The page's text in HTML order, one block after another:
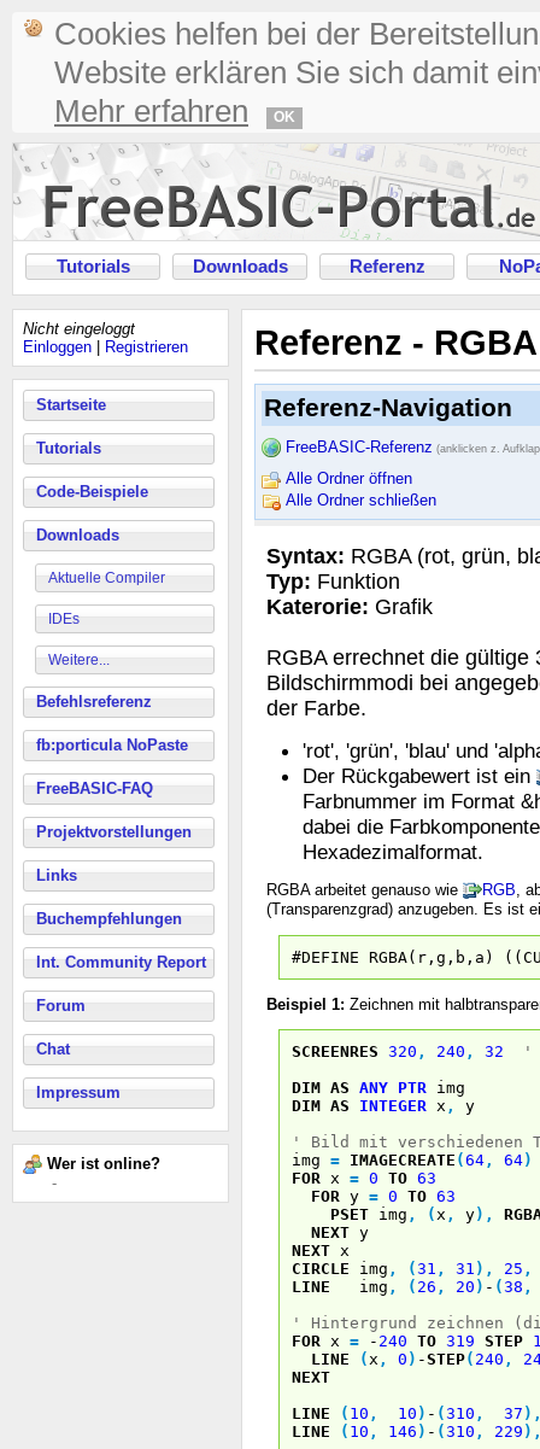
Cookies helfen bei der
Website erklären Sie sich damit
Mehr erfahren
OK
Tutorials Downloads Referenz
Nicht eingeloggt
Einloggen
Registrieren
Startseite
Tutorials
Code-Beispiele
Downloads
Aktuelle Compiler
IDEs
Weitere...
Befehlsreferenz
fb:porticula NoPaste
FreeBASIC-FAQ
Projektvorstellungen
Links
Buchempfehlungen
Int. Community Report
Forum
Chat
Impressum
Wer ist online?
-
Referenz - RGBA
Referenz-Navigation
FreeBASIC-Referenz (anklicken z.
Alle Ordner öffnen
Alle Ordner schließen
Syntax: RGBA (rot, grün,
Typ: Funktion
Katerorie: Grafik
RGBA errechnet die
Bildschirmmodi bei
der Farbe.
'rot', 'grün', 'blau' und
Der Rückgabewert ist ein
Farbnummer im Format
dabei die
Hexadezimalformat.
RGBA arbeitet genauso wie RGB ,
(Transparenzgrad) anzugeben. Es ist
#DEFINE RGBA(r,g,b,a)
Beispiel 1: Zeichnen mit
SCREENRES 320 , 240 , 32
'
DIM AS ANY PTR img
DIM AS INTEGER x ,
y
' Bild mit verschiedenen
img = IMAGECREATE (64, 64)
FOR x = 0 TO 63
FOR y = 0 TO 63
PSET img , (x , y) ,
NEXT y
NEXT x
CIRCLE img , (31 , 31 ) , 25 ,
LINE img , ( 26 , 20 ) - (38 ,
' Hintergrund zeichnen
FOR x = - 240 TO 319 STEP
LINE
(x , 0 ) -STEP( 240 ,
NEXT
LINE
( 10 , 10 ) - (310 , 37 )
LINE
( 10 , 146 ) - (310 , 229 )